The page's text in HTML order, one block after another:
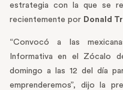
estrategia con la que se
recientemente por Donald
“Convocó a las
Informativa en el Zócalo
domingo a las 12 del día
emprenderemos”, dijo la